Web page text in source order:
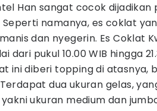
Han sangat cocok dijadikan
Seperti namanya, es coklat
dan nyegerin. Es Coklat
dari pukul 10.00 WIB hingga
ini diberi topping di atasnya,
dua ukuran gelas,
ukuran medium dan